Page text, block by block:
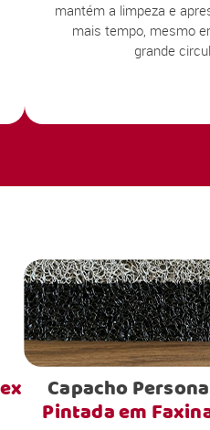
mantém a limpeza e
mais tempo, mesmo
grande
Capacho
Pintada em